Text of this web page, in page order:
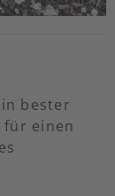
bester
einen